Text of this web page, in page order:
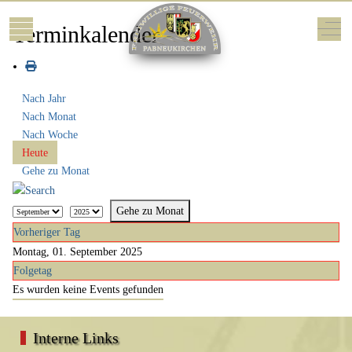
Mobile Menu Toggle Off-
Terminkalender
Nach Jahr
Nach Monat
Nach Woche
Heute
Gehe zu Monat
Gehe zu Monat
Vorheriger Tag
Montag, 01. September 2025
Folgetag
Es wurden keine Events gefunden
Interne Links